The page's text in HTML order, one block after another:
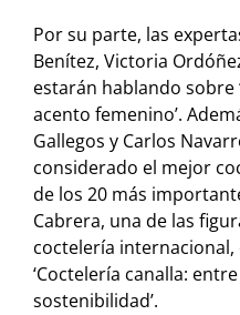
Por su parte, las
Benítez, Victoria
estarán hablando sobre
acento femenino’.
Gallegos y Carlos
considerado el mejor
de los 20 más
Cabrera, una de las
coctelería
‘Coctelería canalla:
sostenibilidad’.